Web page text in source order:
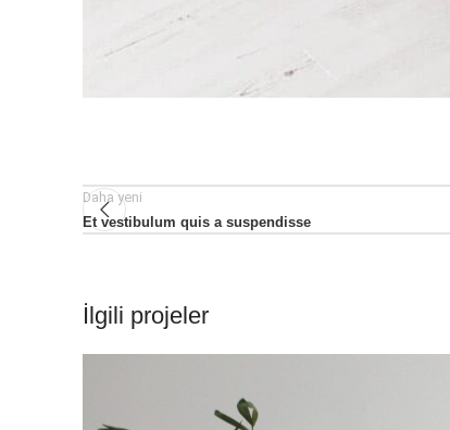
Daha yeni
Et vestibulum quis a suspendisse
İlgili projeler